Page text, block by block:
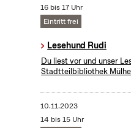
16 bis 17 Uhr
Eintritt frei
Lesehund Rudi
Du liest vor und unser
Stadtteilbibliothek
10.11.2023
14 bis 15 Uhr